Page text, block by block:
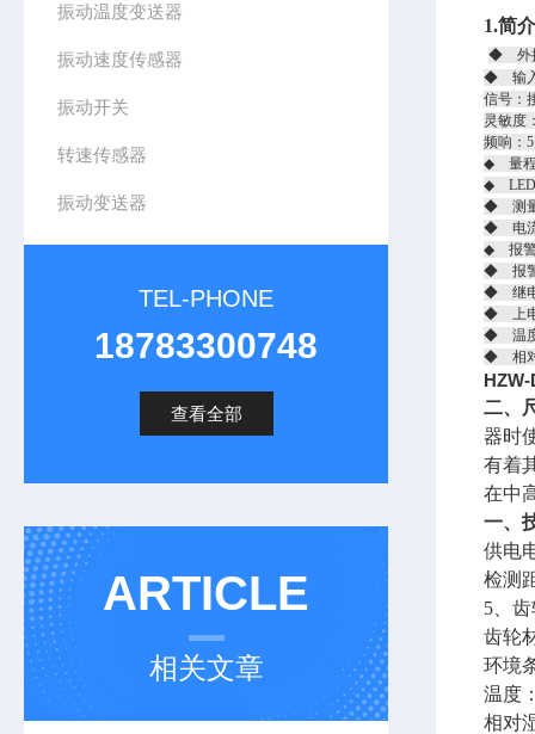
振动温度变送器
振动速度传感器
振动开关
转速传感器
振动变送器
TEL-PHONE
18783300748
查看全部
ARTICLE
相关文章
1.简介
◆ 外
◆ 输
信号：
灵敏度
频响：
◆ 量程
◆ LED
◆ 测量
◆ 电流
◆ 报警
◆ 报警
◆ 继电
◆ 上电
◆ 温度
◆ 相对
二、
器时
有着
在中
一、
供电
检测
5、
齿轮
环境
温度
相对